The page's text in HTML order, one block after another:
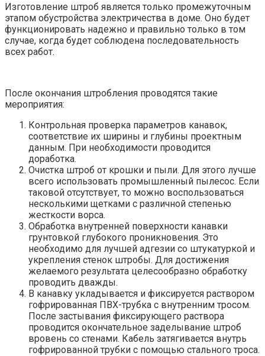
Изготовление штроб является только промежуточным
этапом обустройства электричества в доме. Оно будет
функционировать надежно и правильно только в том
случае, когда будет соблюдена последовательность
всех работ.
После окончания штробления проводятся такие
мероприятия:
Контрольная проверка параметров канавок,
соответствие их ширины и глубины проектным
данным. При необходимости проводится
доработка.
Очистка штроб от крошки и пыли. Для этого лучше
всего использовать промышленный пылесос. Если
таковой отсутствует, то можно воспользоваться
несколькими щетками с различной степенью
жесткости ворса.
Обработка внутренней поверхности канавки
грунтовкой глубокого проникновения. Это
необходимо для лучшей адгезии со штукатуркой и
укрепления стенок штробы. Для достижения
желаемого результата целесообразно обработку
проводить дважды.
В канавку укладывается и фиксируется раствором
гофрированная ПВХ-трубка с внутренним тросом.
После застывания фиксирующего раствора
проводится окончательное заделывание штроб
вровень со стенами. Кабель затягивается внутрь
гофрированной трубки с помощью стального троса.